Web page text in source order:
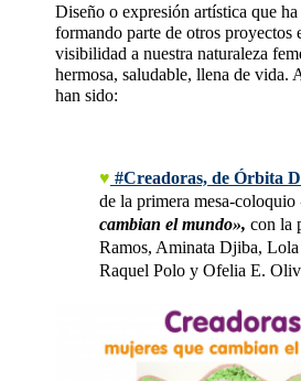
Diseño o expresión artística que
formando parte de otros proyectos
visibilidad a nuestra naturaleza
hermosa, saludable, llena de vida.
han sido:
♥ #Creadoras, de Órbita
de la primera mesa-coloquio
cambian el mundo», con la
Ramos, Aminata Djiba,
Raquel Polo y Ofelia E.